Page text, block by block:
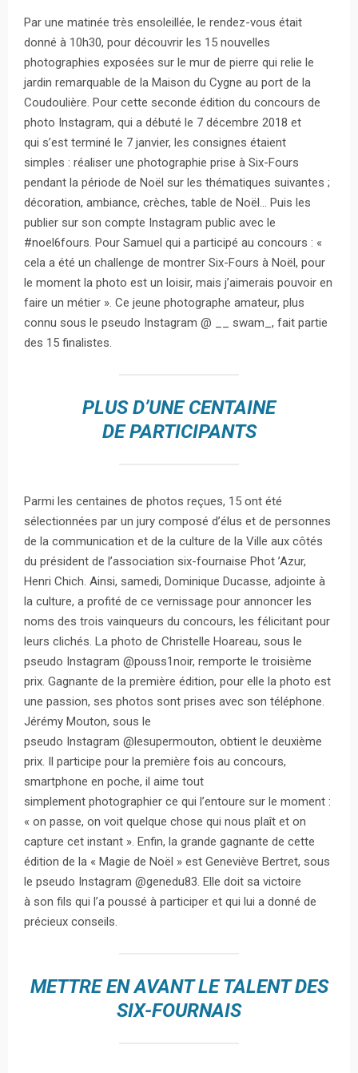
Par une matinée très ensoleillée, le rendez-vous était
donné à 10h30, pour découvrir les 15 nouvelles
photographies exposées sur le mur de pierre qui relie le
jardin remarquable de la Maison du Cygne au port de la
Coudoulière. Pour cette seconde édition du concours de
photo Instagram, qui a débuté le 7 décembre 2018 et
qui s’est terminé le 7 janvier, les consignes étaient
simples : réaliser une photographie prise à Six-Fours
pendant la période de Noël sur les thématiques suivantes ;
décoration, ambiance, crèches, table de Noël… Puis les
publier sur son compte Instagram public avec le
#noel6fours. Pour Samuel qui a participé au concours : «
cela a été un challenge de montrer Six-Fours à Noël, pour
le moment la photo est un loisir, mais j’aimerais pouvoir en
faire un métier ». Ce jeune photographe amateur, plus
connu sous le pseudo Instagram @ __ swam_, fait partie
des 15 finalistes.
PLUS D’UNE CENTAINE
DE PARTICIPANTS
Parmi les centaines de photos reçues, 15 ont été
sélectionnées par un jury composé d’élus et de personnes
de la communication et de la culture de la Ville aux côtés
du président de l’association six-fournaise Phot ’Azur,
Henri Chich. Ainsi, samedi, Dominique Ducasse, adjointe à
la culture, a profité de ce vernissage pour annoncer les
noms des trois vainqueurs du concours, les félicitant pour
leurs clichés. La photo de Christelle Hoareau, sous le
pseudo Instagram @pouss1noir, remporte le troisième
prix. Gagnante de la première édition, pour elle la photo est
une passion, ses photos sont prises avec son téléphone.
Jérémy Mouton, sous le
pseudo Instagram @lesupermouton, obtient le deuxième
prix. Il participe pour la première fois au concours,
smartphone en poche, il aime tout
simplement photographier ce qui l’entoure sur le moment :
« on passe, on voit quelque chose qui nous plaît et on
capture cet instant ». Enfin, la grande gagnante de cette
édition de la « Magie de Noël » est Geneviève Bertret, sous
le pseudo Instagram @genedu83. Elle doit sa victoire
à son fils qui l’a poussé à participer et qui lui a donné de
précieux conseils.
METTRE EN AVANT LE TALENT DES
SIX-FOURNAIS